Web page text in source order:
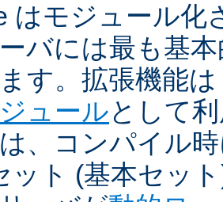
はモジュール化
バには最も基
す。拡張機能
ュールとして
、コンパイル
ット (基本セッ